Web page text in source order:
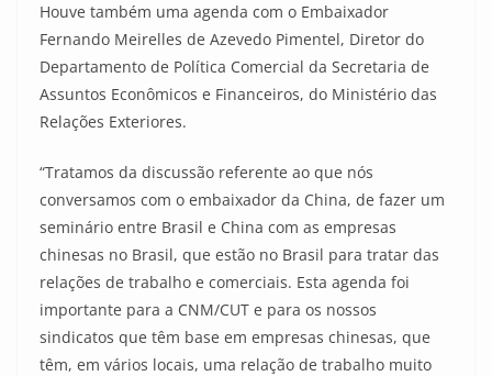
Houve também uma agenda com o Embaixador
Fernando Meirelles de Azevedo Pimentel, Diretor do
Departamento de Política Comercial da Secretaria de
Assuntos Econômicos e Financeiros, do Ministério das
Relações Exteriores.
“Tratamos da discussão referente ao que nós
conversamos com o embaixador da China, de fazer um
seminário entre Brasil e China com as empresas
chinesas no Brasil, que estão no Brasil para tratar das
relações de trabalho e comerciais. Esta agenda foi
importante para a CNM/CUT e para os nossos
sindicatos que têm base em empresas chinesas, que
têm, em vários locais, uma relação de trabalho muito